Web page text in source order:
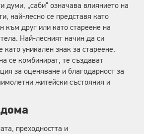
думи, „саби“ означава влиянието на
най-лесно се представя като
към друг или като стареене на
Най-лесният начин да си
като уникален знак за стареене.
се комбинират, те създават
за оценяване и благодарност за
житейски състояния и
преходността и